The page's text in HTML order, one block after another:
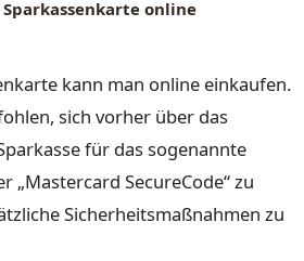
online
kann man online einkaufen.
sich vorher über das
für das sogenannte
„Mastercard SecureCode“ zu
Sicherheitsmaßnahmen zu